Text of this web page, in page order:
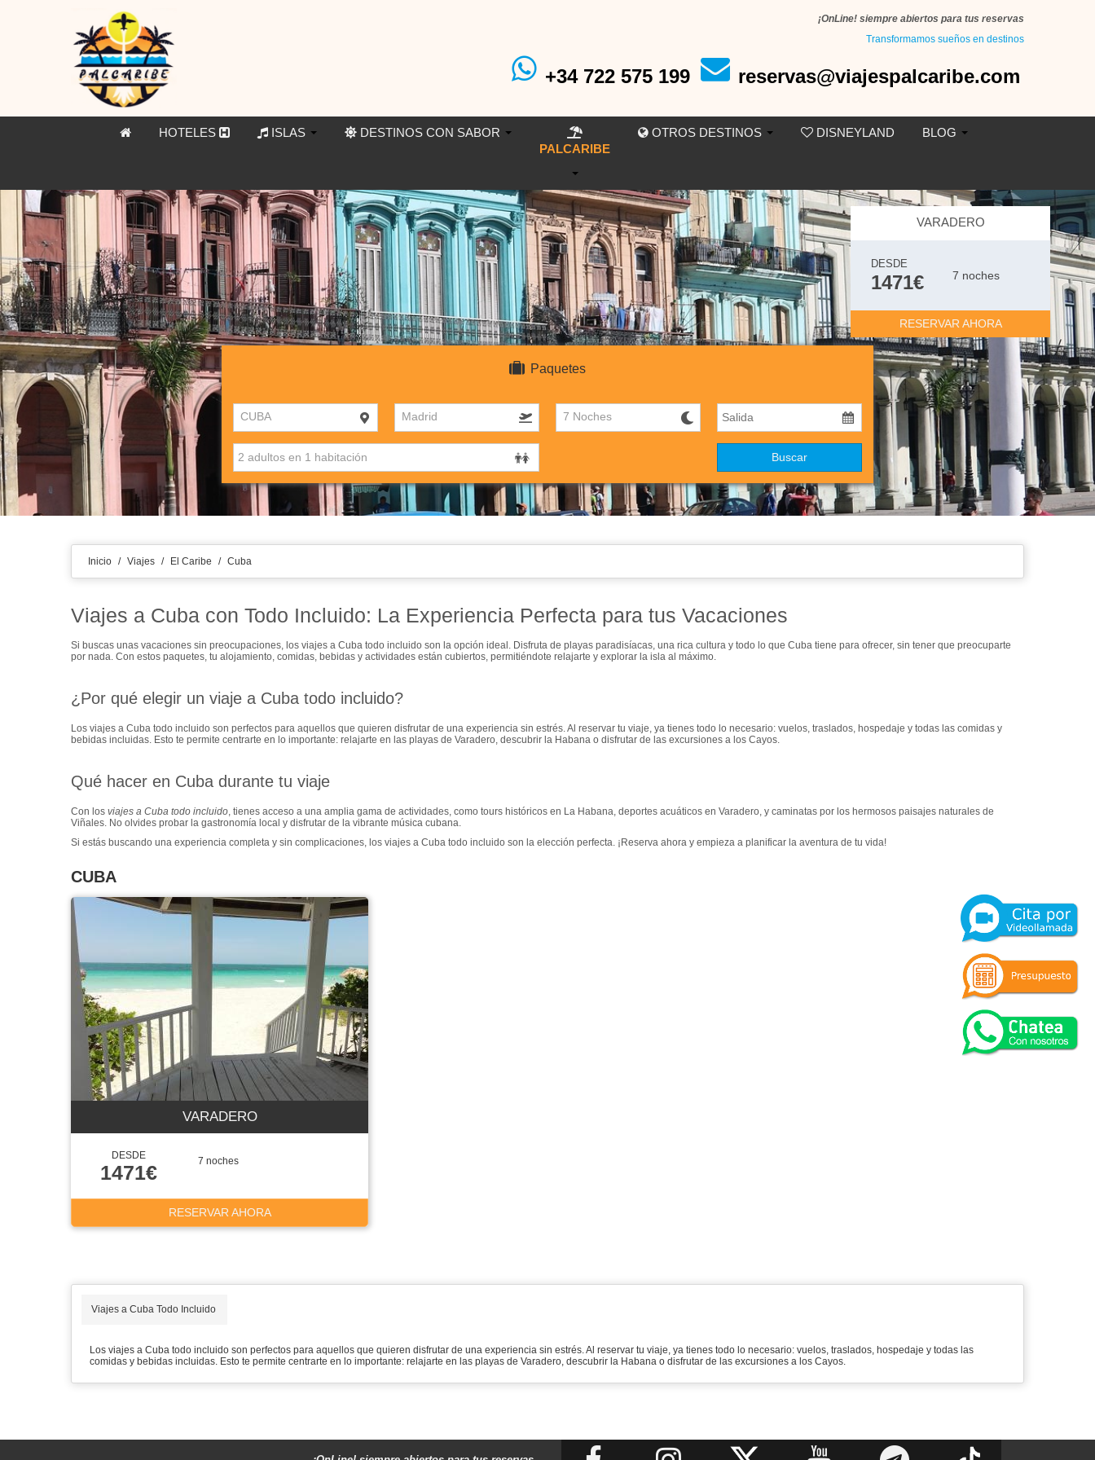
¡OnLine! siempre abiertos para tus reservas
Transformamos sueños en destinos
+34 722 575 199 reservas@viajespalcaribe.com
HOTELES ISLAS
DESTINOS CON SABOR
PALCARIBE
OTROS DESTINOS DISNEYLAND BLOG
VARADERO
DESDE
1471€ 7 noches
RESERVAR AHORA
Paquetes
CUBA Madrid 7 Noches
Buscar
Inicio / Viajes / El Caribe / Cuba
Viajes a Cuba con Todo Incluido: La Experiencia Perfecta para tus Vacaciones
Si buscas unas vacaciones sin preocupaciones, los viajes a Cuba todo incluido son la opción ideal. Disfruta de playas paradisíacas, una rica cultura y todo lo que Cuba tiene para ofrecer, sin tener que preocuparte
por nada. Con estos paquetes, tu alojamiento, comidas, bebidas y actividades están cubiertos, permitiéndote relajarte y explorar la isla al máximo.
¿Por qué elegir un viaje a Cuba todo incluido?
Los viajes a Cuba todo incluido son perfectos para aquellos que quieren disfrutar de una experiencia sin estrés. Al reservar tu viaje, ya tienes todo lo necesario: vuelos, traslados, hospedaje y todas las comidas y
bebidas incluidas. Esto te permite centrarte en lo importante: relajarte en las playas de Varadero, descubrir la Habana o disfrutar de las excursiones a los Cayos.
Qué hacer en Cuba durante tu viaje
Con los viajes a Cuba todo incluido , tienes acceso a una amplia gama de actividades, como tours históricos en La Habana, deportes acuáticos en Varadero, y caminatas por los hermosos paisajes naturales de
Viñales. No olvides probar la gastronomía local y disfrutar de la vibrante música cubana.
Si estás buscando una experiencia completa y sin complicaciones, los viajes a Cuba todo incluido son la elección perfecta. ¡Reserva ahora y empieza a planificar la aventura de tu vida!
CUBA
VARADERO
DESDE
1471€ 7 noches
RESERVAR AHORA
Viajes a Cuba Todo Incluido
Los viajes a Cuba todo incluido son perfectos para aquellos que quieren disfrutar de una experiencia sin estrés. Al reservar tu viaje, ya tienes todo lo necesario: vuelos, traslados, hospedaje y todas las
comidas y bebidas incluidas. Esto te permite centrarte en lo importante: relajarte en las playas de Varadero, descubrir la Habana o disfrutar de las excursiones a los Cayos.